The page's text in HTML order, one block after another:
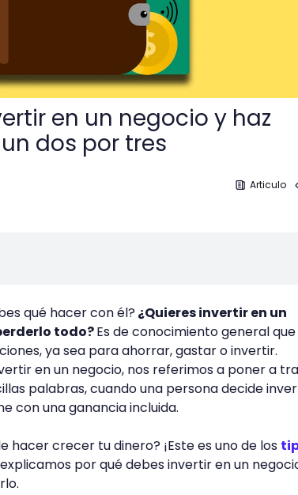
en un negocio y haz
dos por tres
Articulo
qué hacer con él? ¿Quieres invertir en un
todo?Es de conocimiento general
ya sea para ahorrar, gastar o invertir.
en un negocio, nos referimos a poner a
palabras, cuando una persona decide
con una ganancia incluida.
hacer crecer tu dinero? ¡Este es uno de los
por qué debes invertir en un